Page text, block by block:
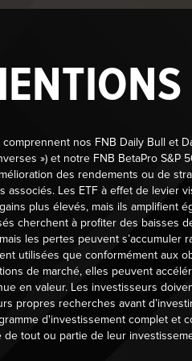
de conserver sa dignité et
c’est pourquoi nous nous
conçues pour que les
doit contribuer à la création
de travail
dans un format
.
nos FNB Daily Bull et
») et notre FNB BetaPro S&P
des rendements ou de
associés. Les ETF à effet de levier
plus élevés, mais ils amplifient
cherchent à profiter des baisses
les pertes peuvent
utilisées que conformément aux
de marché, elles peuvent
en valeur. Les investisseurs
propres recherches avant
d'investissement complet et
tout ou partie de leur